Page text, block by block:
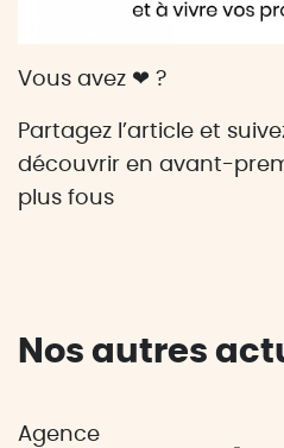
Vous avez ❤ ?
Partagez l’article et
découvrir en avant-
plus fous
Nos autres
Agence